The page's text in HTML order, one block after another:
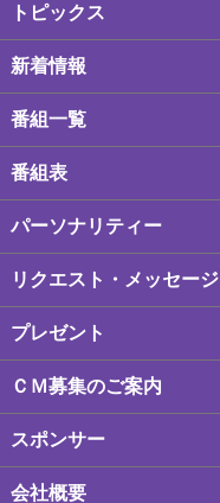
トピックス
新着情報
番組一覧
番組表
パーソナリティー
リクエスト・メッセージ
プレゼント
ＣＭ募集のご案内
スポンサー
会社概要